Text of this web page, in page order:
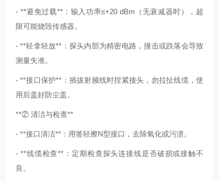
- **避免过载**：输入功率≤+20 dBm（无衰减器时），超
限可能烧毁传感器。
- **轻拿轻放**：探头内部为精密电路，撞击或跌落会导致
测量失准。
- **接口保护**：插拔射频线时捏紧接头，勿拉扯线缆，使
用后盖好防尘盖。
**② 清洁与检查**
- **接口清洁**：用签轻擦N型接口，去除氧化或污渍。
- **线缆检查**：定期检查探头连接线是否破损或接触不
良。